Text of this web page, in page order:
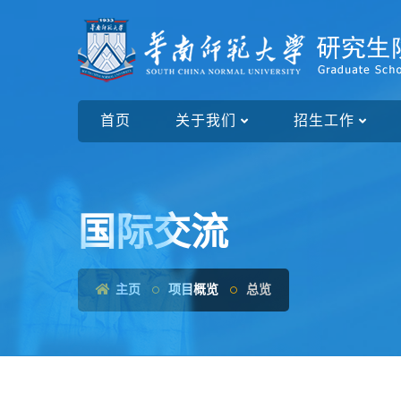
首页 关于我们 招生工作
国际交流
主页 项目概览 总览